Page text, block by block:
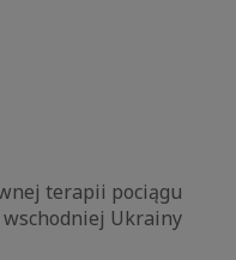
terapii pociągu
wschodniej Ukrainy